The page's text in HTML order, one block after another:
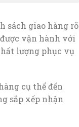
sách giao hàng rõ
vận hành với
lượng phục vụ
cụ thể đến
sắp xếp nhận